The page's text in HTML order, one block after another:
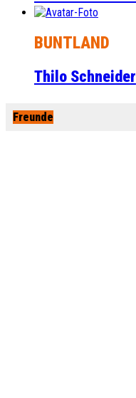
BUNTLAND
Thilo Schneider
Freunde